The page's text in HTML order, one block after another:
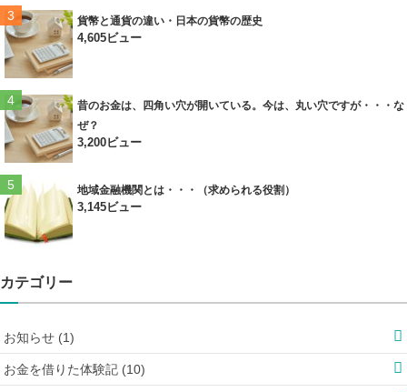
貨幣と通貨の違い・日本の貨幣の歴史
4,605ビュー
昔のお金は、四角い穴が開いている。今は、丸い穴ですが・・・な
ぜ？
3,200ビュー
地域金融機関とは・・・（求められる役割）
3,145ビュー
カテゴリー
お知らせ (1)
お金を借りた体験記 (10)